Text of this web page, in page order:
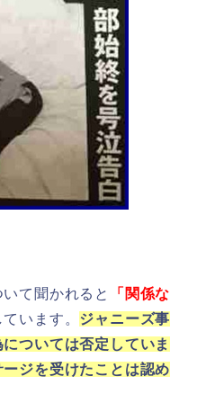
て聞かれると
「関係な
ています。 ジャニーズ事
ついては否定していま
ジを受けたことは認め